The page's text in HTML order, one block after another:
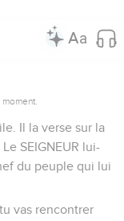
Il la verse sur la
SEIGNEUR lui-
du peuple qui lui
vas rencontrer